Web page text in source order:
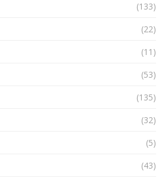
(133)
(22)
(11)
(53)
(135)
(32)
(5)
(43)